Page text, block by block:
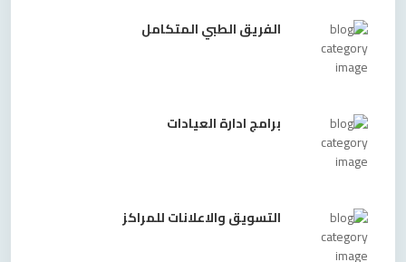
الفريق الطبي المتكامل
برامج ادارة العيادات
التسويق والاعلانات للمراكز